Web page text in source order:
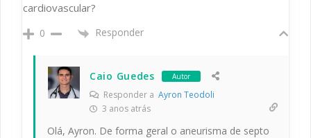
cardiovascular?
0 Responder
Caio Guedes Autor
Responder a Ayron Teodoli
3 anos atrás
Olá, Ayron. De forma geral o aneurisma de septo